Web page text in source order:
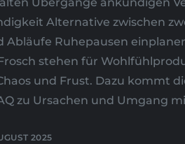
Alternative zwischen
Abläufe Ruhepausen
stehen für
und Frust. Dazu kommt
zu Ursachen und Umgang
2025